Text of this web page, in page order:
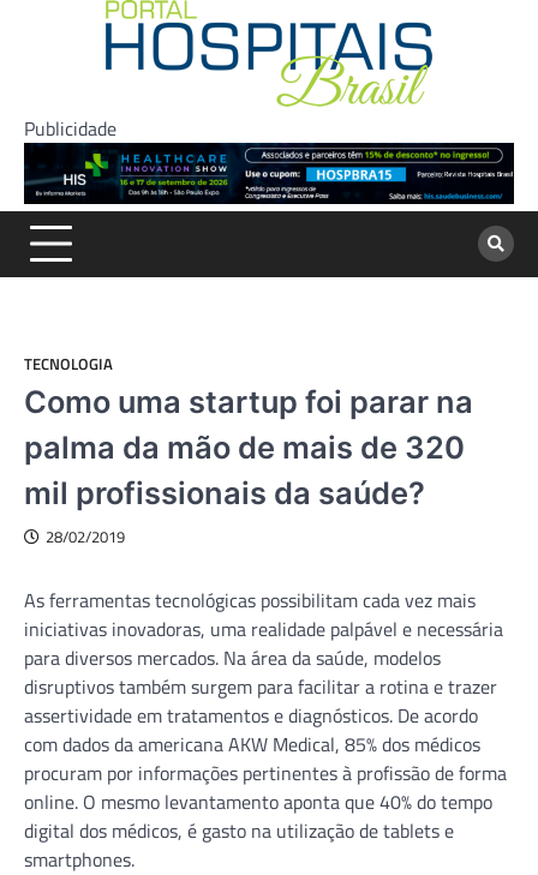
Publicidade
TECNOLOGIA
Como uma startup foi parar na
palma da mão de mais de 320
mil profissionais da saúde?
28/02/2019
As ferramentas tecnológicas possibilitam cada vez mais
iniciativas inovadoras, uma realidade palpável e necessária
para diversos mercados. Na área da saúde, modelos
disruptivos também surgem para facilitar a rotina e trazer
assertividade em tratamentos e diagnósticos. De acordo
com dados da americana AKW Medical, 85% dos médicos
procuram por informações pertinentes à profissão de forma
online. O mesmo levantamento aponta que 40% do tempo
digital dos médicos, é gasto na utilização de tablets e
smartphones.